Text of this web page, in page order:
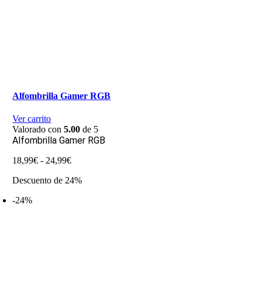
Alfombrilla Gamer RGB
Ver carrito
Valorado con5.00 de 5
Alfombrilla Gamer RGB
18,99€ - 24,99€Rango
precios:
Descuento de 24%
-24%